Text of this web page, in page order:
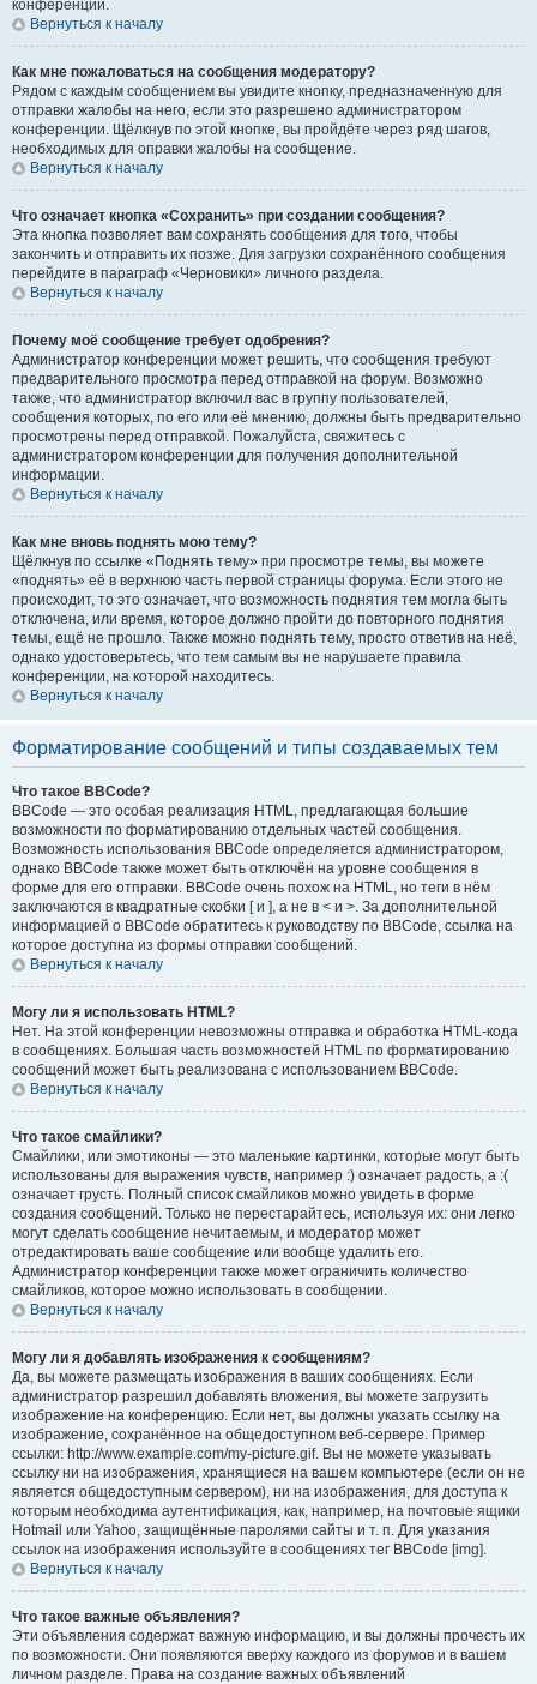
конференции.
Вернуться к началу
Как мне пожаловаться на сообщения модератору?
Рядом с каждым сообщением вы увидите кнопку, предназначенную для
отправки жалобы на него, если это разрешено администратором
конференции. Щёлкнув по этой кнопке, вы пройдёте через ряд шагов,
необходимых для оправки жалобы на сообщение.
Вернуться к началу
Что означает кнопка «Сохранить» при создании сообщения?
Эта кнопка позволяет вам сохранять сообщения для того, чтобы
закончить и отправить их позже. Для загрузки сохранённого сообщения
перейдите в параграф «Черновики» личного раздела.
Вернуться к началу
Почему моё сообщение требует одобрения?
Администратор конференции может решить, что сообщения требуют
предварительного просмотра перед отправкой на форум. Возможно
также, что администратор включил вас в группу пользователей,
сообщения которых, по его или её мнению, должны быть предварительно
просмотрены перед отправкой. Пожалуйста, свяжитесь с
администратором конференции для получения дополнительной
информации.
Вернуться к началу
Как мне вновь поднять мою тему?
Щёлкнув по ссылке «Поднять тему» при просмотре темы, вы можете
«поднять» её в верхнюю часть первой страницы форума. Если этого не
происходит, то это означает, что возможность поднятия тем могла быть
отключена, или время, которое должно пройти до повторного поднятия
темы, ещё не прошло. Также можно поднять тему, просто ответив на неё,
однако удостоверьтесь, что тем самым вы не нарушаете правила
конференции, на которой находитесь.
Вернуться к началу
Форматирование сообщений и типы создаваемых тем
Что такое BBCode?
BBCode — это особая реализация HTML, предлагающая большие
возможности по форматированию отдельных частей сообщения.
Возможность использования BBCode определяется администратором,
однако BBCode также может быть отключён на уровне сообщения в
форме для его отправки. BBCode очень похож на HTML, но теги в нём
заключаются в квадратные скобки [ и ], а не в < и >. За дополнительной
информацией о BBCode обратитесь к руководству по BBCode, ссылка на
которое доступна из формы отправки сообщений.
Вернуться к началу
Могу ли я использовать HTML?
Нет. На этой конференции невозможны отправка и обработка HTML-кода
в сообщениях. Большая часть возможностей HTML по форматированию
сообщений может быть реализована с использованием BBCode.
Вернуться к началу
Что такое смайлики?
Смайлики, или эмотиконы — это маленькие картинки, которые могут быть
использованы для выражения чувств, например :) означает радость, а :(
означает грусть. Полный список смайликов можно увидеть в форме
создания сообщений. Только не перестарайтесь, используя их: они легко
могут сделать сообщение нечитаемым, и модератор может
отредактировать ваше сообщение или вообще удалить его.
Администратор конференции также может ограничить количество
смайликов, которое можно использовать в сообщении.
Вернуться к началу
Могу ли я добавлять изображения к сообщениям?
Да, вы можете размещать изображения в ваших сообщениях. Если
администратор разрешил добавлять вложения, вы можете загрузить
изображение на конференцию. Если нет, вы должны указать ссылку на
изображение, сохранённое на общедоступном веб-сервере. Пример
ссылки: http://www.example.com/my-picture.gif. Вы не можете указывать
ссылку ни на изображения, хранящиеся на вашем компьютере (если он не
является общедоступным сервером), ни на изображения, для доступа к
которым необходима аутентификация, как, например, на почтовые ящики
Hotmail или Yahoo, защищённые паролями сайты и т. п. Для указания
ссылок на изображения используйте в сообщениях тег BBCode [img].
Вернуться к началу
Что такое важные объявления?
Эти объявления содержат важную информацию, и вы должны прочесть их
по возможности. Они появляются вверху каждого из форумов и в вашем
личном разделе. Права на создание важных объявлений